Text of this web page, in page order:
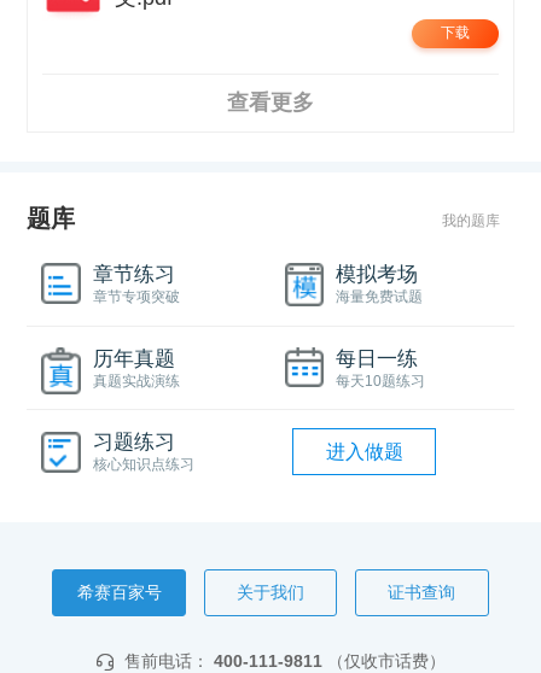
下载
查看更多
题库 我的题库
章节练习
章节专项突破
模拟考场
海量免费试题
历年真题
真题实战演练
每日一练
每天10题练习
习题练习
核心知识点练习
进入做题
希赛百家号 关于我们 证书查询
售前电话： 400-111-9811 （仅收市话费）